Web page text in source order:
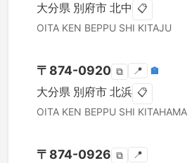
大分県 別府市 北中 📋
OITA KEN BEPPU SHI KITAJU
〒 874-0920 ⧉ 📍 🏣
大分県 別府市 北浜 📋
OITA KEN BEPPU SHI KITAHAMA
〒 874-0926 ⧉ 📍